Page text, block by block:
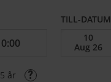
TILL-DATUM
år